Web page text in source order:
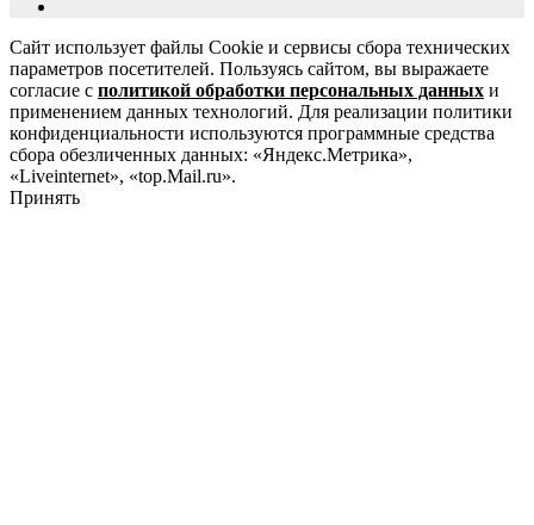
Сайт использует файлы Cookie и сервисы сбора технических
параметров посетителей. Пользуясь сайтом, вы выражаете
согласие с политикой обработки персональных данных и
применением данных технологий. Для реализации политики
конфиденциальности используются программные средства
сбора обезличенных данных: «Яндекс.Метрика»,
«Liveinternet», «top.Mail.ru».
Принять